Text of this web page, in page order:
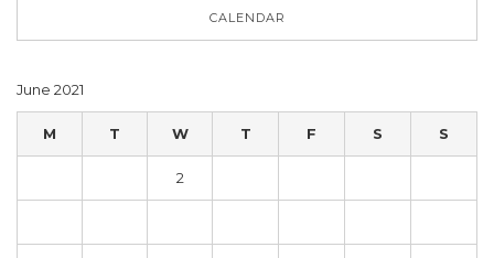
CALENDAR
June 2021
M T W T F S S
2